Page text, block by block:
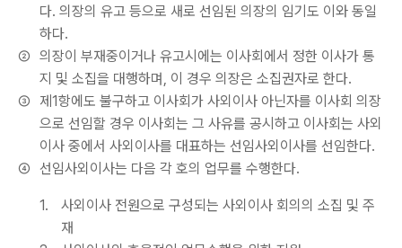
다. 의장의 유고 등으로 새로 선임된 의장의 임기도 이와 동일
하다.
② 의장이 부재중이거나 유고시에는 이사회에서 정한 이사가 통
지 및 소집을 대행하며, 이 경우 의장은 소집권자로 한다.
③
제1항에도 불구하고 이사회가 사외이사 아닌자를 이사회 의장
으로 선임할 경우 이사회는 그 사유를 공시하고 이사회는 사외
이사 중에서 사외이사를 대표하는 선임사외이사를 선임한다.
④ 선임사외이사는 다음 각 호의 업무를 수행한다.
1.
사외이사 전원으로 구성되는 사외이사 회의의 소집 및 주
재